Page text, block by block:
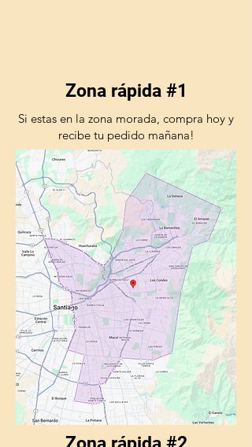
Zona rápida #1
Si estas en la zona morada, compra hoy y
recibe tu pedido mañana!